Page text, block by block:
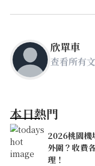
欣單車
查看所有
本日熱門
2026桃園機
外圍？收費
理！